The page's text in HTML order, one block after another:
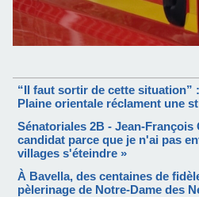
“Il faut sortir de cette situation”
Plaine orientale réclament une
Sénatoriales 2B - Jean-François
candidat parce que je n'ai pas
villages s'éteindre »
À Bavella, des centaines de
pèlerinage de Notre-Dame des